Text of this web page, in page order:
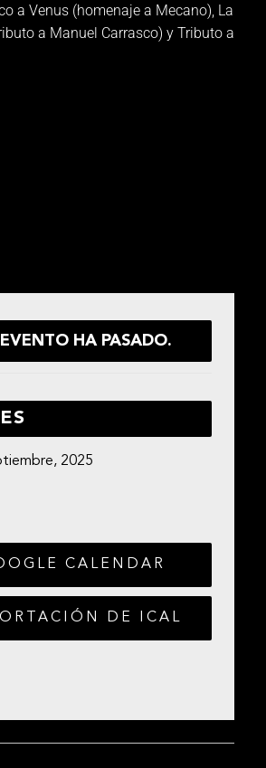
a Venus (homenaje a Mecano), La
a Manuel Carrasco) y Tributo a
EVENTO HA PASADO.
2025
CALENDAR
DE ICAL